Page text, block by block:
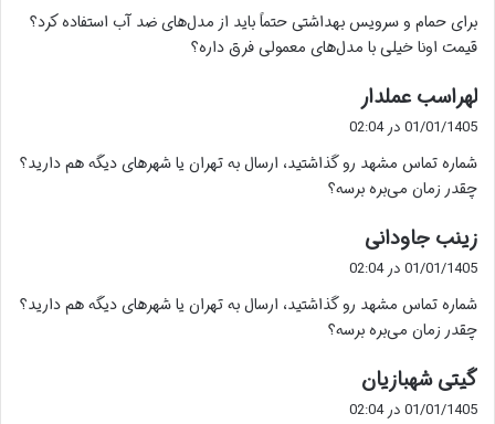
:
برای حمام و سرویس بهداشتی حتماً باید از مدل‌های ضد آب استفاده کرد؟
قیمت اونا خیلی با مدل‌های معمولی فرق داره؟
لهراسب عملدار
ف
01/01/1405 در 02:04
شماره تماس مشهد رو گذاشتید، ارسال به تهران یا شهرهای دیگه هم دارید؟
چقدر زمان می‌بره برسه؟
زینب جاودانی
ف
:
01/01/1405 در 02:04
شماره تماس مشهد رو گذاشتید، ارسال به تهران یا شهرهای دیگه هم دارید؟
چقدر زمان می‌بره برسه؟
گیتی شهبازیان
ف
01/01/1405 در 02:04